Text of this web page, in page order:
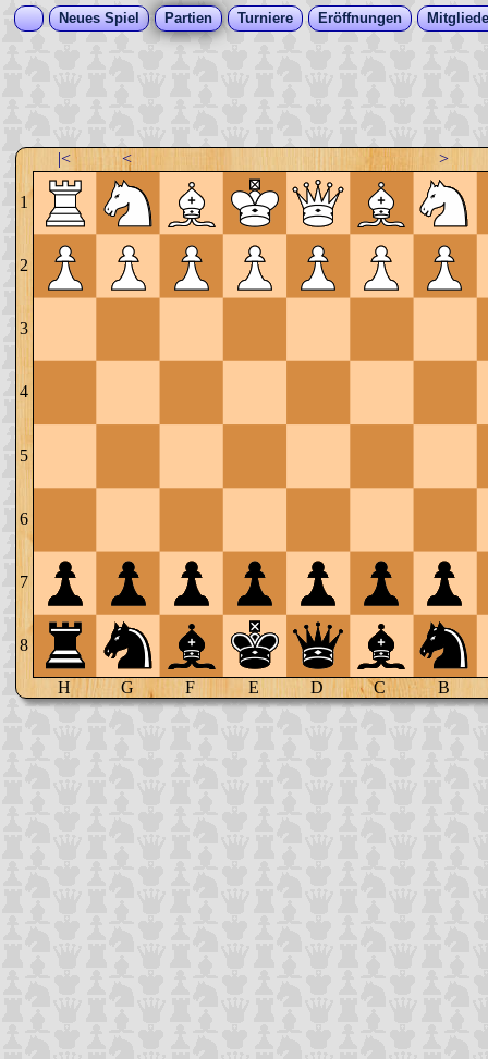
Neues Spiel Partien Turniere Eröffnungen
|< < >
1
2
3
4
5
6
7
8
H G F E D C B